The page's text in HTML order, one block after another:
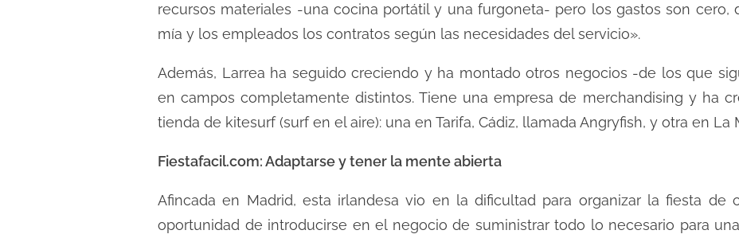
recursos materiales -una cocina portátil y una furgoneta- pero los gastos son cero,
mía y los empleados los contratos según las necesidades del servicio».
Además, Larrea ha seguido creciendo y ha montado otros negocios -de los que
en campos completamente distintos. Tiene una empresa de merchandising y ha
tienda de kitesurf (surf en el aire): una en Tarifa, Cádiz, llamada Angryfish, y otra en La
Fiestafacil.com: Adaptarse y tener la mente abierta
Afincada en Madrid, esta irlandesa vio en la dificultad para organizar la fiesta de
oportunidad de introducirse en el negocio de suministrar todo lo necesario para